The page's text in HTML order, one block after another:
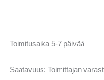
Toimitusaika 5-7 päivää
Saatavuus: Toimittajan